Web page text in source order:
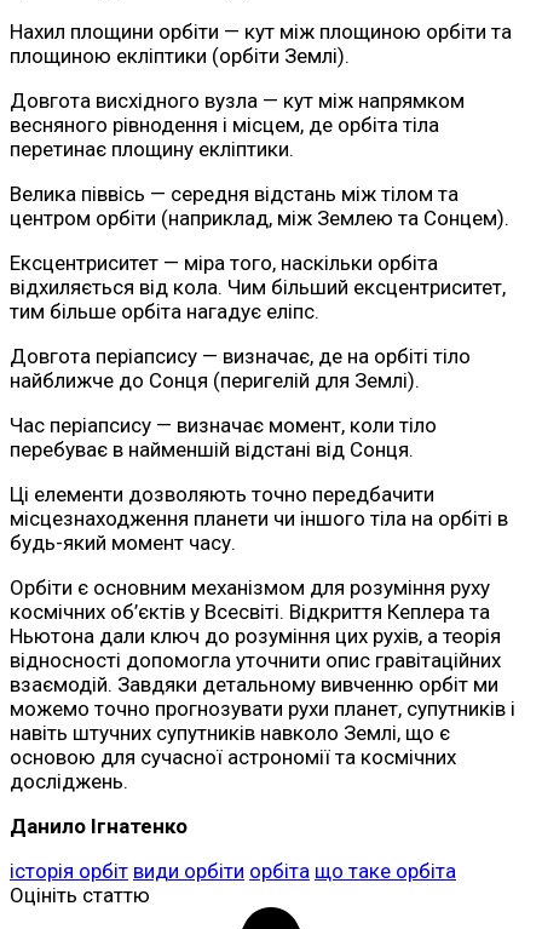
Нахил площини орбіти — кут між площиною орбіти та
площиною екліптики (орбіти Землі).
Довгота висхідного вузла — кут між напрямком
весняного рівнодення і місцем, де орбіта тіла
перетинає площину екліптики.
Велика піввісь — середня відстань між тілом та
центром орбіти (наприклад, між Землею та Сонцем).
Ексцентриситет — міра того, наскільки орбіта
відхиляється від кола. Чим більший ексцентриситет,
тим більше орбіта нагадує еліпс.
Довгота періапсису — визначає, де на орбіті тіло
найближче до Сонця (перигелій для Землі).
Час періапсису — визначає момент, коли тіло
перебуває в найменшій відстані від Сонця.
Ці елементи дозволяють точно передбачити
місцезнаходження планети чи іншого тіла на орбіті в
будь-який момент часу.
Орбіти є основним механізмом для розуміння руху
космічних об’єктів у Всесвіті. Відкриття Кеплера та
Ньютона дали ключ до розуміння цих рухів, а теорія
відносності допомогла уточнити опис гравітаційних
взаємодій. Завдяки детальному вивченню орбіт ми
можемо точно прогнозувати рухи планет, супутників і
навіть штучних супутників навколо Землі, що є
основою для сучасної астрономії та космічних
досліджень.
Данило Ігнатенко
історія орбіт види орбіти орбіта що таке орбіта
Оцініть статтю